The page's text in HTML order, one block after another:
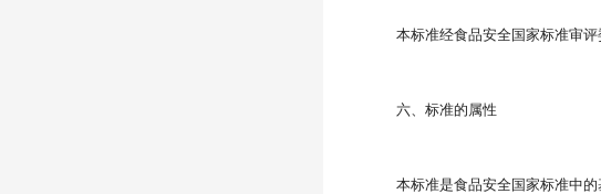
本标准经食品安全国家标准审
六、标准的属性
本标准是食品安全国家标准中